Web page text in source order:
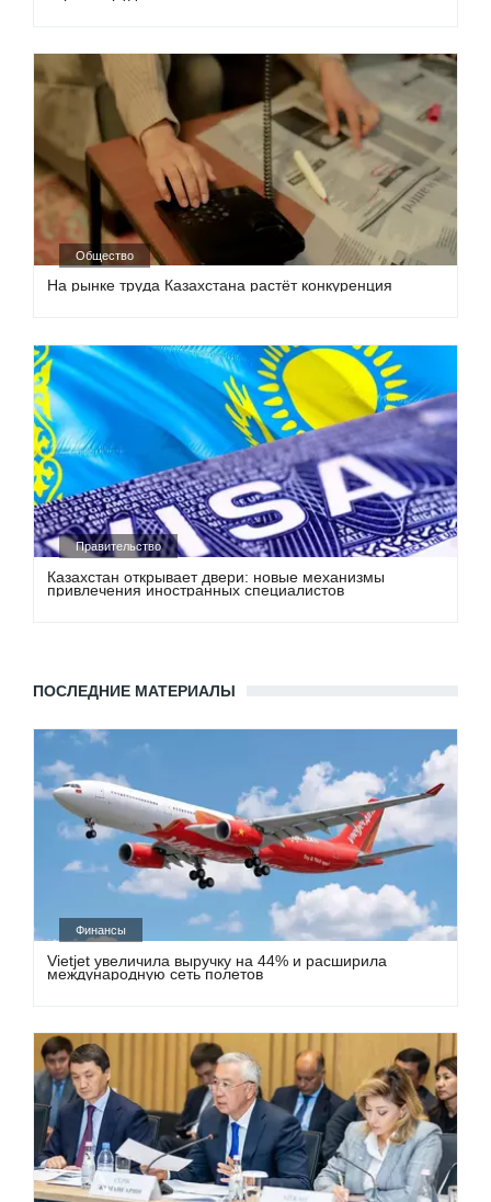
Общество
На рынке труда Казахстана растёт конкуренция
Правительство
Казахстан открывает двери: новые механизмы
привлечения иностранных специалистов
ПОСЛЕДНИЕ МАТЕРИАЛЫ
Финансы
Vietjet увеличила выручку на 44% и расширила
международную сеть полетов